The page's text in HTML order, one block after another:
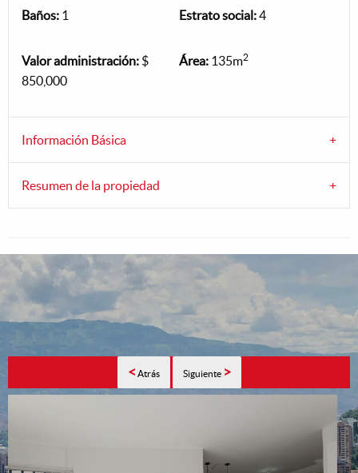
Baños: 1 Estrato social:4
Valor administración: $
850,000
Área: 135m2
Información Básica
Resumen de la propiedad
< Atrás Siguiente >